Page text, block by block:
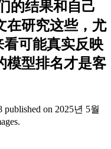
的结果和自己
在研究这些，尤
可能真实反映
模型排名才是客
on 2025년 5월